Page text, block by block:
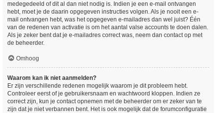
medegedeeld of dit al dan niet nodig is. Indien je een e-mail ontvangen
hebt, moet je de daarin opgegeven instructies volgen. Als je nooit een e-
mail ontvangen hebt, was het opgegeven e-mailadres dan wel juist? Één
van de redenen van activatie is om het aantal valse accounts te doen dalen.
Als je zeker bent dat je e-mailadres correct was, neem dan contact op met
de beheerder.
Omhoog
Waarom kan ik niet aanmelden?
Er zijn verschillende redenen mogelijk waarom je dit probleem hebt.
Controleer eerst of je gebruikersnaam en wachtwoord kloppen. Indien ze
correct zijn, kun je contact opnemen met de beheerder om er zeker van te
zijn dat je niet verbannen bent. Het is ook mogelijk dat de forumconfiguratie